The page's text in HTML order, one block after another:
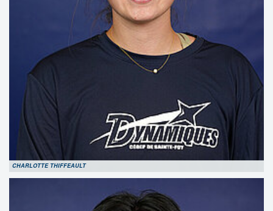
CHARLOTTE THIFFEAULT